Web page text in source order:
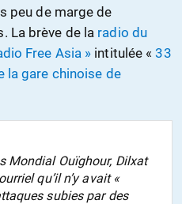
peu de marge de
La brève de la radio du
Free Asia » intitulée « 33
la gare chinoise de
Mondial Ouïghour, Dilxat
qu’il n’y avait «
subies par des